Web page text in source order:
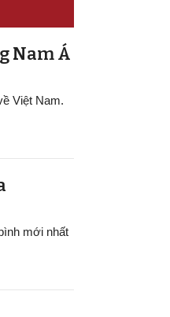
Nam Á
Việt Nam.
mới nhất